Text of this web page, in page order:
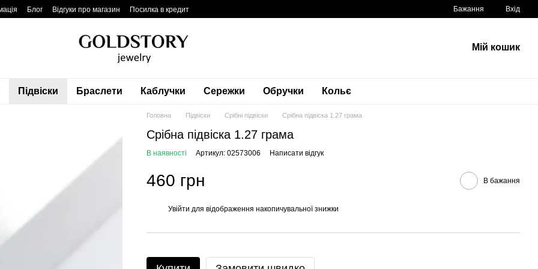
Блог Відгуки про магазин Посилка в кредит Бажання Вхід
Мій кошик
Підвіски Браслети Каблучки Сережки Обручки Кольє
Головна Підвіски Срібні підвіски Срібна підвіска 1.27 грама
Срібна підвіска 1.27 грама
В наявності Артикул: 02573006 Написати відгук
460 грн В бажання
Увійти для відображення накопичувальної знижки